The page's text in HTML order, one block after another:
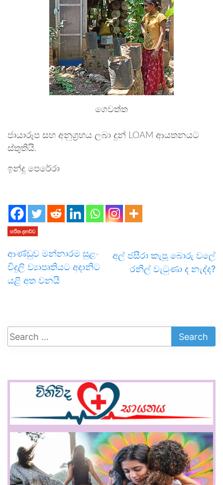
ගෙවත්ත
ජායාරූප සහ අනුග්‍රහය ලබා දුන් LOAM ආයතනයට
ස්තුතියි.
ඉන්දු පෙරේරා
හරිත දනව්ව
ආණ්ඩුව මන්නාරම සුළං
විදුලි ව්‍යාපෘතියට අදානිට
යළි අත වනයි
අල් ජසීරා කැපූ බොරු වලේ
රනිල් වැටුණා ද නැද්ද?